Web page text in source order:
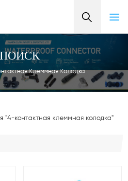
ПОИСК
Клеммная Колодка
"4-контактная клеммная колодка"